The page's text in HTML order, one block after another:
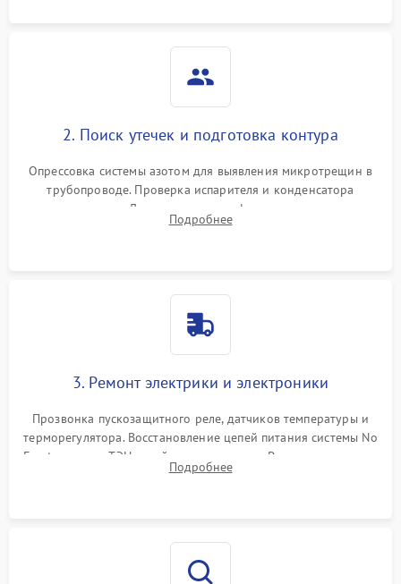
1800 ₽
2. Поиск утечек и подготовка контура
Опрессовка системы азотом для выявления микротрещин в
трубопроводе. Проверка испарителя и конденсатора
течеискателем. Демонтаж старого фильтра-осушителя и
продувка капиллярной трубки для устранения засоров.
Подробнее
3. Ремонт электрики и электроники
Прозвонка пускозащитного реле, датчиков температуры и
терморегулятора. Восстановление цепей питания системы No
Frost, включая ТЭН оттайки и вентилятор. Ремонт или замена
платы управления при сбоях алгоритмов.
Подробнее